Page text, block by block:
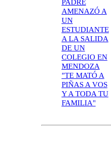
PADRE
AMENAZÓ A
UN
ESTUDIANTE
A LA SALIDA
DE UN
COLEGIO EN
MENDOZA
"TE MATÓ A
PIÑAS A VOS
Y A TODA TU
FAMILIA"